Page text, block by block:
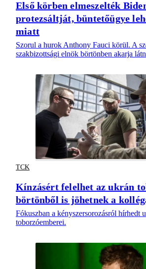
Első körben elmeszelték
protezsáltját, büntetőügye
miatt
Szorul a hurok Anthony Fauci körül. A
szakbizottsági elnök börtönben akarja
TCK
Kínzásért felelhet az ukrán
börtönből is jöhetnek a
Fókuszban a kényszersorozásról hírhedt
toborzóemberei.